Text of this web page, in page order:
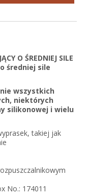
O ŚREDNIEJ SILE
średniej sile
wszystkich
niektórych
silikonowej i wielu
takiej jak
No.: 174011